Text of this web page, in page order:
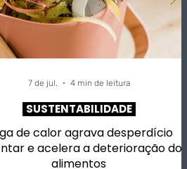
de calor agrava desperdício
e acelera a deterioração dos
alimentos
SUSTENTABILIDADE
7 de jul. 4 min de leitura